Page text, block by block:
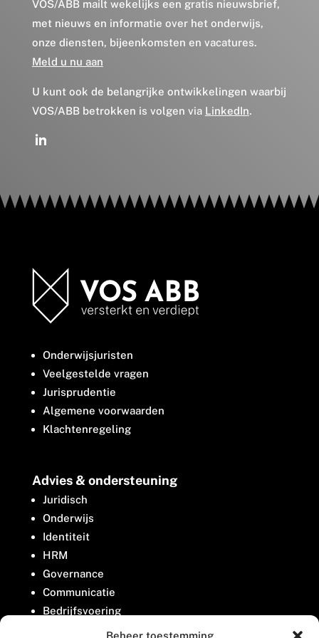
Beheer toestemming
VOS/ABB mailt wekelijks een gratis nieuwsbrief,
met nieuws en informatie over het onderwijs,
onze diensten, bijeenkomsten en vacatures.
Meld u nu aan
U kunt ook de belangrijke ontwikkelingen waarbij
VOS/ABB betrokken is volgen via LinkedIn.
Onderwijsjuristen
Veelgestelde vragen
Jurisprudentie
Algemene voorwaarden
Klachtenregeling
Advies & ondersteuning
Juridisch
Onderwijs
Identiteit
HRM
Governance
Communicatie
Bedrijfsvoering
Belangenbehartiging